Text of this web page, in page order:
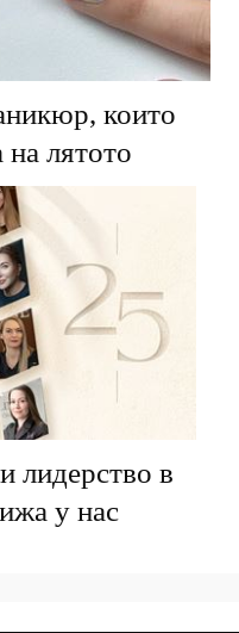
които
на лятото
лидерство в
у нас